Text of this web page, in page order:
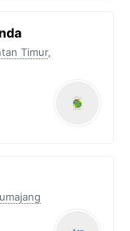
Timur,